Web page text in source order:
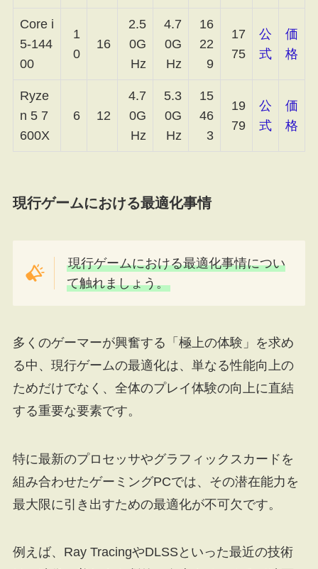
Core i
5-144
00
1
0
16
2.5
0G
Hz
4.7
0G
Hz
16
22
9
17
75
公
式
価
格
Ryze
n 5 7
600X
6 12
4.7
0G
Hz
5.3
0G
Hz
15
46
3
19
79
公
式
価
格
現行ゲームにおける最適化事情
現行ゲームにおける最適化事情につい
て触れましょう。
多くのゲーマーが興奮する「極上の体験」を求め
る中、現行ゲームの最適化は、単なる性能向上の
ためだけでなく、全体のプレイ体験の向上に直結
する重要な要素です。
特に最新のプロセッサやグラフィックスカードを
組み合わせたゲーミングPCでは、その潜在能力を
最大限に引き出すための最適化が不可欠です。
例えば、Ray TracingやDLSSといった最近の技術